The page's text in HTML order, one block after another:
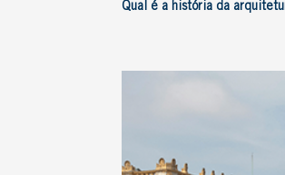
Qual é a história da